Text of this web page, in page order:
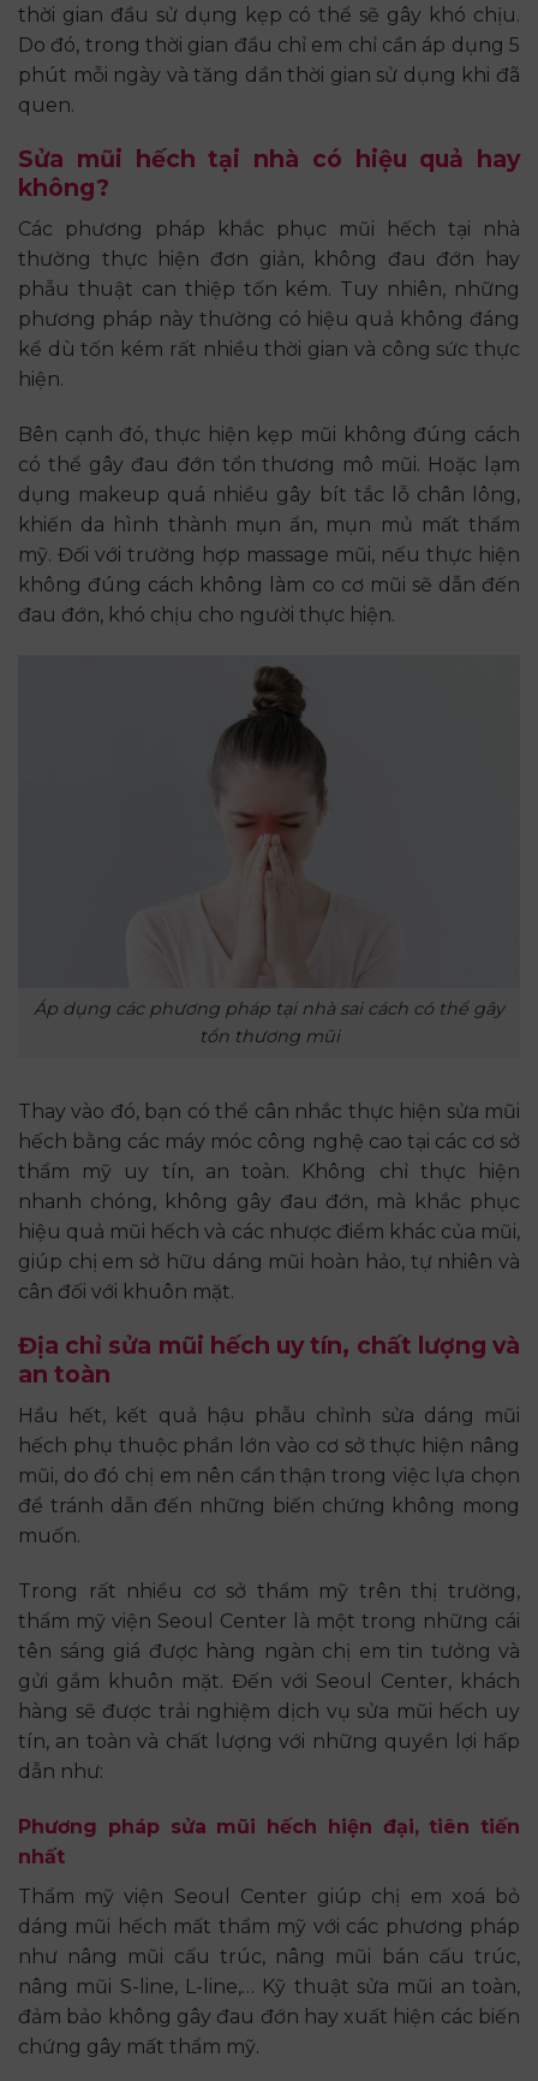
thời gian đầu sử dụng kẹp có thể sẽ gây khó chịu.
Do đó, trong thời gian đầu chỉ em chỉ cần áp dụng 5
phút mỗi ngày và tăng dần thời gian sử dụng khi đã
quen.
Sửa mũi hếch tại nhà có hiệu quả hay
không?
Các phương pháp khắc phục mũi hếch tại nhà
thường thực hiện đơn giản, không đau đớn hay
phẫu thuật can thiệp tốn kém. Tuy nhiên, những
phương pháp này thường có hiệu quả không đáng
kể dù tốn kém rất nhiều thời gian và công sức thực
hiện.
Bên cạnh đó, thực hiện kẹp mũi không đúng cách
có thể gây đau đớn tổn thương mô mũi. Hoặc lạm
dụng makeup quá nhiều gây bít tắc lỗ chân lông,
khiến da hình thành mụn ẩn, mụn mủ mất thẩm
mỹ. Đối với trường hợp massage mũi, nếu thực hiện
không đúng cách không làm co cơ mũi sẽ dẫn đến
đau đớn, khó chịu cho người thực hiện.
Áp dụng các phương pháp tại nhà sai cách có thể gây
tổn thương mũi
Thay vào đó, bạn có thể cân nhắc thực hiện sửa mũi
hếch bằng các máy móc công nghệ cao tại các cơ sở
thẩm mỹ uy tín, an toàn. Không chỉ thực hiện
nhanh chóng, không gây đau đớn, mà khắc phục
hiệu quả mũi hếch và các nhược điểm khác của mũi,
giúp chị em sở hữu dáng mũi hoàn hảo, tự nhiên và
cân đối với khuôn mặt.
Địa chỉ sửa mũi hếch uy tín, chất lượng và
an toàn
Hầu hết, kết quả hậu phẫu chỉnh sửa dáng mũi
hếch phụ thuộc phần lớn vào cơ sở thực hiện nâng
mũi, do đó chị em nên cẩn thận trong việc lựa chọn
để tránh dẫn đến những biến chứng không mong
muốn.
Trong rất nhiều cơ sở thẩm mỹ trên thị trường,
thẩm mỹ viện Seoul Center là một trong những cái
tên sáng giá được hàng ngàn chị em tin tưởng và
gửi gắm khuôn mặt. Đến với Seoul Center, khách
hàng sẽ được trải nghiệm dịch vụ sửa mũi hếch uy
tín, an toàn và chất lượng với những quyền lợi hấp
dẫn như:
Phương pháp sửa mũi hếch hiện đại, tiên tiến
nhất
Thẩm mỹ viện Seoul Center giúp chị em xoá bỏ
dáng mũi hếch mất thẩm mỹ với các phương pháp
như nâng mũi cấu trúc, nâng mũi bán cấu trúc,
nâng mũi S-line, L-line,… Kỹ thuật sửa mũi an toàn,
đảm bảo không gây đau đớn hay xuất hiện các biến
chứng gây mất thẩm mỹ.